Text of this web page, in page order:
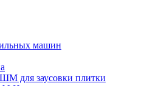
машин
для заусовки плитки